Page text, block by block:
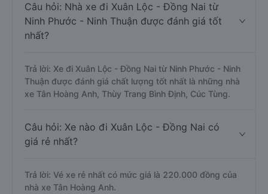
Câu hỏi: Nhà xe đi Xuân Lộc - Đồng Nai từ
Ninh Phước - Ninh Thuận được đánh giá tốt
nhất?
Trả lời: Xe đi Xuân Lộc - Đồng Nai từ Ninh Phước - Ninh
Thuận được đánh giá chất lượng tốt nhất là những nhà
xe Tân Hoàng Anh, Thùy Trang Bình Định, Cúc Tùng.
Câu hỏi: Xe nào đi Xuân Lộc - Đồng Nai có
giá rẻ nhất?
Trả lời: Vé xe rẻ nhất có mức giá là 220.000 đồng của
nhà xe Tân Hoàng Anh.